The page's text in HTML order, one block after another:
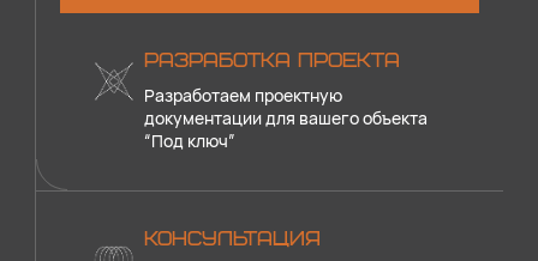
РАЗРАБОТКА ПРОЕКТА
Разработаем проектную
документации для вашего объекта
“Под ключ”
КОНСУЛЬТАЦИЯ